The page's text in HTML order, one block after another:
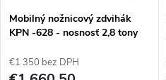
e
p
s
p
Mobilný nožnicový zdvihák
KPN -628 - nosnosť 2,8 tony
mimoriadne pevná konštrukcia
oproti zdvihákom podobného
€1 350 bez DPH